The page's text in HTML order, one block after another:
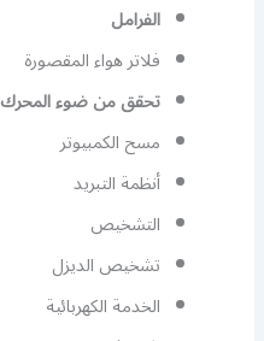
الفرامل
فلاتر هواء المقصورة
تحقق من ضوء المحرك
مسح الكمبيوتر
أنظمة التبريد
التشخيص
تشخيص الديزل
الخدمة الكهربائية